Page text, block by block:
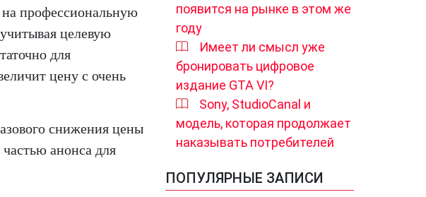
на профессиональную
целевую
для
цену с очень
снижения цены
анонса для
появится на рынке в этом же
году
Имеет ли смысл уже
бронировать цифровое
издание GTA VI?
Sony, StudioCanal и
модель, которая продолжает
наказывать потребителей
ПОПУЛЯРНЫЕ ЗАПИСИ